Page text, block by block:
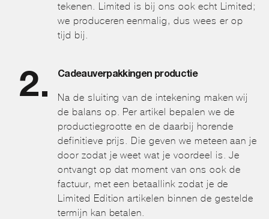
tekenen. Limited is bij ons ook echt Limited;
we produceren eenmalig, dus wees er op
tijd bij.
Cadeauverpakkingen productie
Na de sluiting van de intekening maken wij
de balans op. Per artikel bepalen we de
productiegrootte en de daarbij horende
definitieve prijs. Die geven we meteen aan je
door zodat je weet wat je voordeel is. Je
ontvangt op dat moment van ons ook de
factuur, met een betaallink zodat je de
Limited Edition artikelen binnen de gestelde
termijn kan betalen.